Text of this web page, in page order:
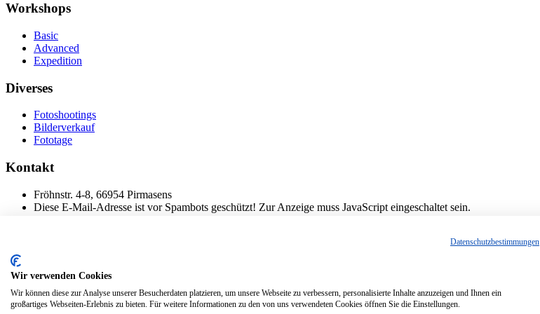
Workshops
Basic
Advanced
Expedition
Diverses
Fotoshootings
Bilderverkauf
Fototage
Kontakt
Fröhnstr. 4-8, 66954 Pirmasens
Diese E-Mail-Adresse ist vor Spambots geschützt! Zur Anzeige muss JavaScript eingeschaltet sein.
© 2024 Stileben. Alle Rechte reserviert
Datenschutzbestimmungen
Wir verwenden Cookies
Wir können diese zur Analyse unserer Besucherdaten platzieren, um unsere Webseite zu verbessern, personalisierte Inhalte anzuzeigen und Ihnen ein
großartiges Webseiten-Erlebnis zu bieten. Für weitere Informationen zu den von uns verwendeten Cookies öffnen Sie die Einstellungen.